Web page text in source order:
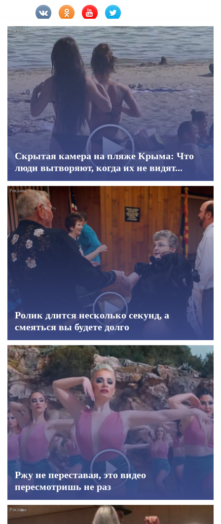
Скрытая камера на пляже Крыма: Что
люди вытворяют, когда их не видят...
Ролик длится несколько секунд, а
смеяться вы будете долго
Ржу не переставая, это видео
пересмотришь не раз